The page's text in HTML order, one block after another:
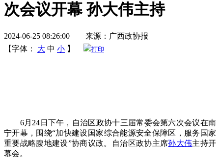
次会议开幕 孙大伟主持
2024-06-25 08:26:00 来源：广西政协报
【字体：
大 中 小 】 打印
6月24日下午，自治区政协十三届常委会第六次会议在南
宁开幕，围绕“加快建设国家综合能源安全保障区，服务国家
重要战略腹地建设”协商议政。自治区政协主席孙大伟主持开
幕会。